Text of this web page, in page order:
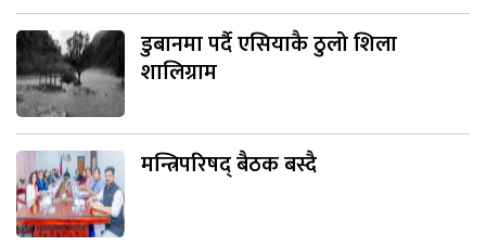
डुबानमा पर्दै एसियाकै ठुलो शिला
शालिग्राम
मन्त्रिपरिषद् बैठक बस्दै